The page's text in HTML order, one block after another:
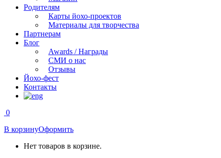
Родителям
Карты йохо-проектов
Материалы для творчества
Партнерам
Блог
Awards / Награды
СМИ о нас
Отзывы
Йохо-фест
Контакты
0
В корзинуОформить
Нет товаров в корзине.